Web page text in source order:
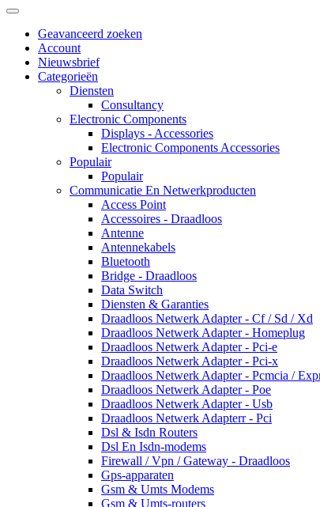
Geavanceerd zoeken
Account
Nieuwsbrief
Categorieën
Diensten
Consultancy
Electronic Components
Displays - Accessories
Electronic Components Accessories
Populair
Populair
Communicatie En Netwerkproducten
Access Point
Accessoires - Draadloos
Antenne
Antennekabels
Bluetooth
Bridge - Draadloos
Data Switch
Diensten & Garanties
Draadloos Netwerk Adapter - Cf / Sd / Xd
Draadloos Netwerk Adapter - Homeplug
Draadloos Netwerk Adapter - Pci-e
Draadloos Netwerk Adapter - Pci-x
Draadloos Netwerk Adapter - Pcmcia /
Draadloos Netwerk Adapter - Poe
Draadloos Netwerk Adapter - Usb
Draadloos Netwerk Adapterr - Pci
Dsl & Isdn Routers
Dsl En Isdn-modems
Firewall / Vpn / Gateway - Draadloos
Gps-apparaten
Gsm & Umts Modems
Gsm & Umts-routers